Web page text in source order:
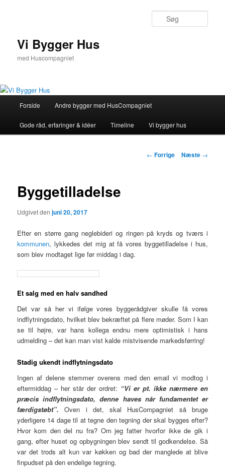
Vi Bygger Hus
med Huscompagniet
Forside Andre bygger med HusCompagniet
Gode råd, erfaringer & idéer Timeline Vi bygger hus
Indlægsnavigation
← Forrige Næste →
Byggetilladelse
Udgivet denjuni 20, 2017
Efter en større gang neglebideri og ringen på kryds og tværs i
kommunen, lykkedes det mig at få vores byggetilladelse i hus,
som blev modtaget lige før middag i dag.
Et salg med en halv sandhed
Det var så her vi ifølge vores byggerådgiver skulle få vores
indflytningsdato, hvilket blev bekræftet på flere møder. Som I kan
se til højre, var hans kollega endnu mere optimistisk i hans
udmelding – det kan man vist kalde mistvisende markedsførring!
Stadig ukendt indflytningsdato
Ingen af delene stemmer overens med den email vi modtog i
eftermiddag – her står der ordret: “Vi er pt. ikke nærmere en
præcis indflytningsdato, denne haves når fundamentet er
færdigstøbt”. Oven i det, skal HusCompagniet så bruge
yderligere 14 dage til at tegne den tegning der skal bygges efter?
Hvor kom den del nu fra? Om jeg fatter hvorfor ikke de gik i
gang, efter huset og opbygningen blev sendt til godkendelse. Så
var det trods alt kun var køkken og bad der manglede at blive
finpudset på den endelige tegning.